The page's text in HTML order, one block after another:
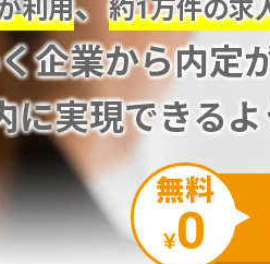
利用 約1万件の求
く企業から内定
に実現できる
無料
¥0